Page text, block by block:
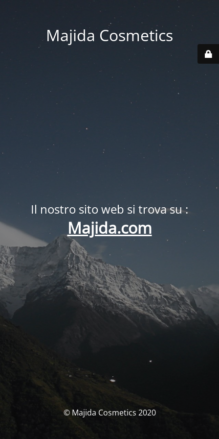
Majida Cosmetics
Il nostro sito web si trova su :
Majida.com
© Majida Cosmetics 2020